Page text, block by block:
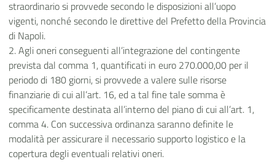
straordinario si provvede secondo le disposizioni all’uopo
vigenti, nonché secondo le direttive del Prefetto della Provincia
di Napoli.
2. Agli oneri conseguenti all’integrazione del contingente
prevista dal comma 1, quantificati in euro 270.000,00 per il
periodo di 180 giorni, si provvede a valere sulle risorse
finanziarie di cui all’art. 16, ed a tal fine tale somma è
specificamente destinata all’interno del piano di cui all’art. 1,
comma 4. Con successiva ordinanza saranno definite le
modalità per assicurare il necessario supporto logistico e la
copertura degli eventuali relativi oneri.